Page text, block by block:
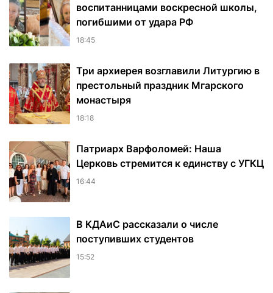
воспитанницами воскресной школы,
погибшими от удара РФ
18:45
Три архиерея возглавили Литургию в
престольный праздник Мгарского
монастыря
18:18
Патриарх Варфоломей: Наша
Церковь стремится к единству с УГКЦ
16:44
В КДАиС рассказали о числе
поступивших студентов
15:52